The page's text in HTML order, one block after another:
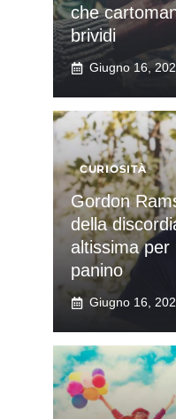
che
brividi
Giugno 16,
CURIOSITÀ
Gordon
della
altissima per
panino
Giugno 16,